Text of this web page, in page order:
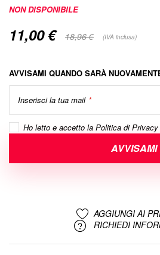
immagini
NON DISPONIBILE
Special
Price
11,00 € 18,96 € (IVA inclusa)
AVVISAMI QUANDO SARÀ
Inserisci la tua mail
Ho letto e accetto laPolitica di Privacy
AVVISAMI
AGGIUNGI AI
RICHIEDI